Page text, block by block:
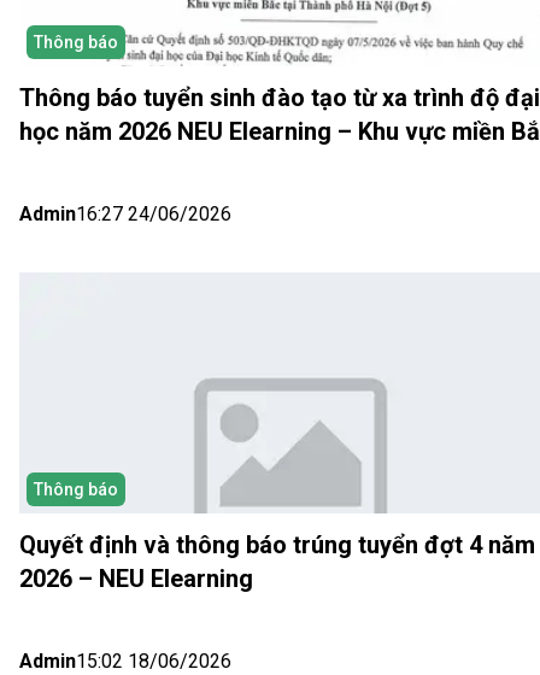
Thông báo
Thông báo tuyển sinh đào tạo từ xa trình độ đại
học năm 2026 NEU Elearning – Khu vực miền
Admin16:27 24/06/2026
Thông báo
Quyết định và thông báo trúng tuyển đợt 4 năm
2026 – NEU Elearning
Admin15:02 18/06/2026